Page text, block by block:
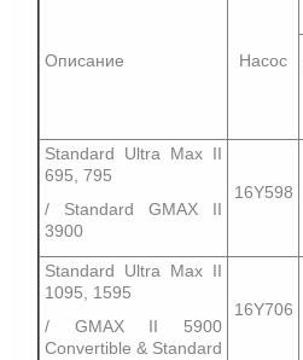
Описание Насос
Standard Ultra Max II
695, 795
/ Standard GMAX II
3900
16Y598
Standard Ultra Max II
1095, 1595
/ GMAX II 5900
Convertible & Standard
16Y706